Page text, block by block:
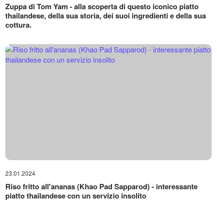
Zuppa di Tom Yam - alla scoperta di questo iconico piatto
thailandese, della sua storia, dei suoi ingredienti e della sua
cottura.
23.01.2024
Riso fritto all'ananas (Khao Pad Sapparod) - interessante
piatto thailandese con un servizio insolito